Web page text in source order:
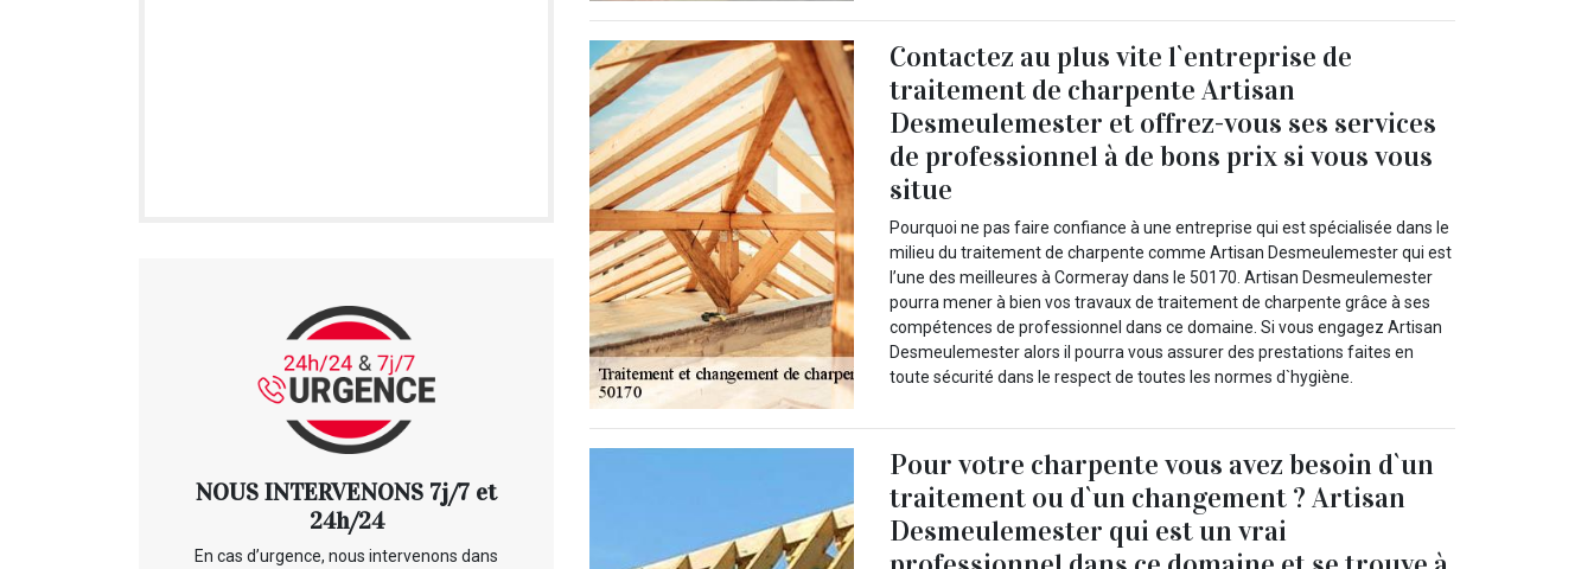
NOUS INTERVENONS 7j/7 et
24h/24
En cas d’urgence, nous intervenons dans
Contactez au plus vite l`entreprise de
traitement de charpente Artisan
Desmeulemester et offrez-vous ses services
de professionnel à de bons prix si vous vous
situe
Pourquoi ne pas faire confiance à une entreprise qui est spécialisée dans le
milieu du traitement de charpente comme Artisan Desmeulemester qui est
l’une des meilleures à Cormeray dans le 50170. Artisan Desmeulemester
pourra mener à bien vos travaux de traitement de charpente grâce à ses
compétences de professionnel dans ce domaine. Si vous engagez Artisan
Desmeulemester alors il pourra vous assurer des prestations faites en
toute sécurité dans le respect de toutes les normes d`hygiène.
Pour votre charpente vous avez besoin d`un
traitement ou d`un changement ? Artisan
Desmeulemester qui est un vrai